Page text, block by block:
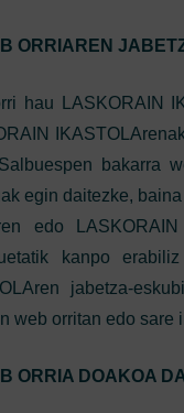
ORRIAREN
hau LASKORAIN
bakarra
egin daitezke,
edo
kanpo
jabetza-
web orritan edo sare
ORRIA DOAKOA